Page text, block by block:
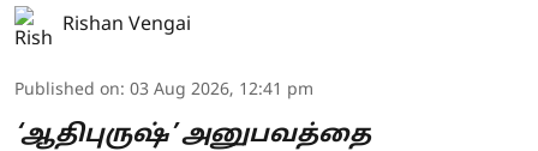
Rishan Vengai
Published on: 03 Aug 2026, 12:41 pm
‘ஆதிபுருஷ்’ அனுபவத்தை